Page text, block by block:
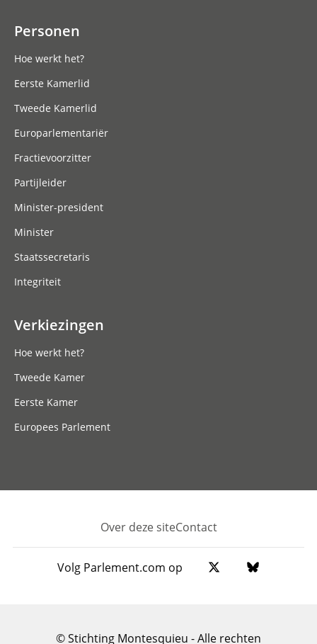
Personen
Hoe werkt het?
Eerste Kamerlid
Tweede Kamerlid
Europarlementariër
Fractievoorzitter
Partijleider
Minister-president
Minister
Staatssecretaris
Integriteit
Verkiezingen
Hoe werkt het?
Tweede Kamer
Eerste Kamer
Europees Parlement
Footer
Over deze siteContact
Volg Parlement.com op
© Stichting Montesquieu - Alle rechten